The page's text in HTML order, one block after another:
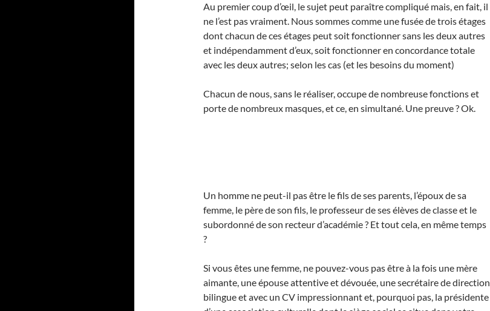
Au premier coup d’œil, le sujet peut paraître compliqué mais, en fait, il
ne l’est pas vraiment. Nous sommes comme une fusée de trois étages
dont chacun de ces étages peut soit fonctionner sans les deux autres
et indépendamment d’eux, soit fonctionner en concordance totale
avec les deux autres; selon les cas (et les besoins du moment)
Chacun de nous, sans le réaliser, occupe de nombreuse fonctions et
porte de nombreux masques, et ce, en simultané. Une preuve ? Ok.
Un homme ne peut-il pas être le fils de ses parents, l’époux de sa
femme, le père de son fils, le professeur de ses élèves de classe et le
subordonné de son recteur d’académie ? Et tout cela, en même temps
?
Si vous êtes une femme, ne pouvez-vous pas être à la fois une mère
aimante, une épouse attentive et dévouée, une secrétaire de direction
bilingue et avec un CV impressionnant et, pourquoi pas, la présidente